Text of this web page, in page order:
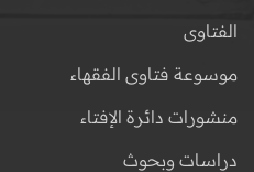
الفتاوى
موسوعة فتاوى الفقهاء
منشورات دائرة الإفتاء
دراسات وبحوث